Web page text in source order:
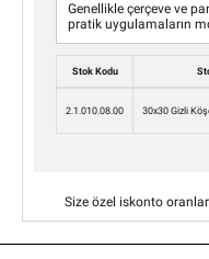
Genellikle çerçeve ve
pratik uygulamaların
Stok Kodu
2.1.010.08.00 30x30 Gizli
Size özel iskonto